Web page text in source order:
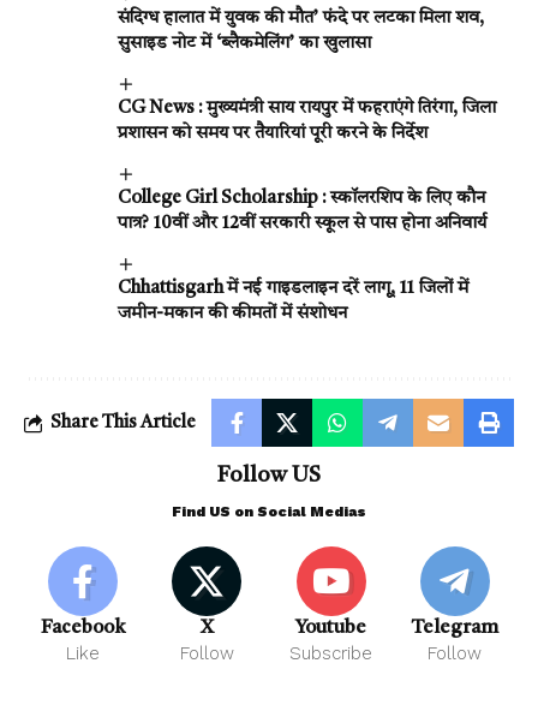
संदिग्ध हालात में युवक की मौत’ फंदे पर लटका मिला शव,
सुसाइड नोट में ‘ब्लैकमेलिंग’ का खुलासा
CG News : मुख्यमंत्री साय रायपुर में फहराएंगे तिरंगा, जिला
प्रशासन को समय पर तैयारियां पूरी करने के निर्देश
College Girl Scholarship : स्कॉलरशिप के लिए कौन
पात्र? 10वीं और 12वीं सरकारी स्कूल से पास होना अनिवार्य
Chhattisgarh में नई गाइडलाइन दरें लागू, 11 जिलों में
जमीन-मकान की कीमतों में संशोधन
Share This Article
Follow US
Find US on Social Medias
Facebook
Like
X
Follow
Youtube
Subscribe
Telegram
Follow